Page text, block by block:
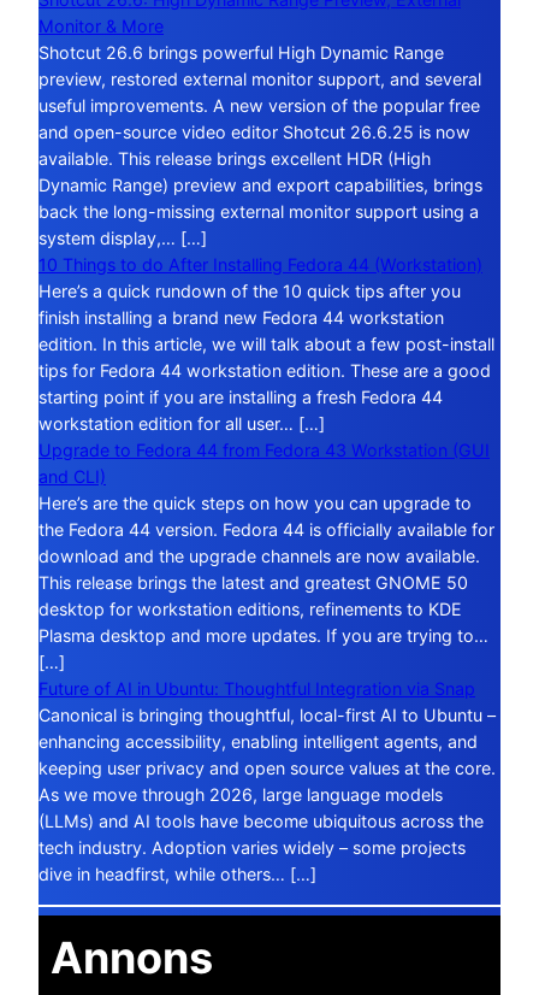
Monitor & More
Shotcut 26.6 brings powerful High Dynamic Range
preview, restored external monitor support, and several
useful improvements. A new version of the popular free
and open-source video editor Shotcut 26.6.25 is now
available. This release brings excellent HDR (High
Dynamic Range) preview and export capabilities, brings
back the long-missing external monitor support using a
system display,… […]
10 Things to do After Installing Fedora 44 (Workstation)
Here’s a quick rundown of the 10 quick tips after you
finish installing a brand new Fedora 44 workstation
edition. In this article, we will talk about a few post-install
tips for Fedora 44 workstation edition. These are a good
starting point if you are installing a fresh Fedora 44
workstation edition for all user… […]
Upgrade to Fedora 44 from Fedora 43 Workstation (GUI
and CLI)
Here’s are the quick steps on how you can upgrade to
the Fedora 44 version. Fedora 44 is officially available for
download and the upgrade channels are now available.
This release brings the latest and greatest GNOME 50
desktop for workstation editions, refinements to KDE
Plasma desktop and more updates. If you are trying to…
[…]
Future of AI in Ubuntu: Thoughtful Integration via Snap
Canonical is bringing thoughtful, local-first AI to Ubuntu –
enhancing accessibility, enabling intelligent agents, and
keeping user privacy and open source values at the core.
As we move through 2026, large language models
(LLMs) and AI tools have become ubiquitous across the
tech industry. Adoption varies widely – some projects
dive in headfirst, while others… […]
Annons